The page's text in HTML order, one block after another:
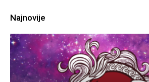
Najnovije